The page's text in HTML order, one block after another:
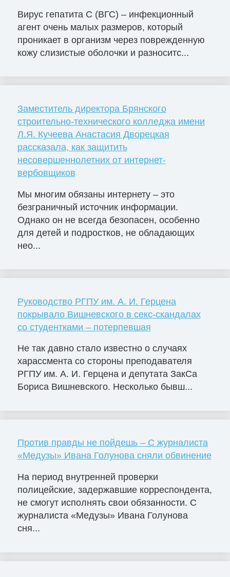
Вирус гепатита С (ВГС) – инфекционный
агент очень малых размеров, который
проникает в организм через поврежденную
кожу слизистые оболочки и разноситс...
Заместитель директора Брянского
строительно-технического колледжа имени
Л.Я. Кучеева Анастасия Дворецкая
рассказала, как защитить
несовершеннолетних от интернет-
вербовщиков
Мы многим обязаны интернету – это
безграничный источник информации.
Однако он не всегда безопасен, особенно
для детей и подростков, не обладающих
нео...
Руководство РГПУ им. А. И. Герцена
покрывало Вишневского в секс-скандалах
со студентками – потерпевшая
Не так давно стало известно о случаях
харассмента со стороны преподавателя
РГПУ им. А. И. Герцена и депутата ЗакСа
Бориса Вишневского. Несколько бывш...
Против правды не пойдешь – С журналиста
«Медузы» Ивана Голунова сняли обвинение
На период внутренней проверки
полицейские, задержавшие корреспондента,
не смогут исполнять свои обязанности. С
журналиста «Медузы» Ивана Голунова
сня...